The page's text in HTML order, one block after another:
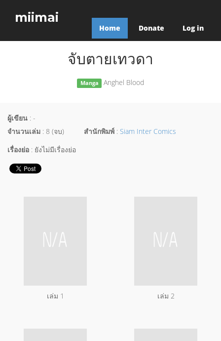
miimai
Home Donate Log in
จับตายเทวดา
Manga Anghel Blood
ผู้เขียน : -
จำนวนเล่ม : 8 (จบ) สำนักพิมพ์ : Siam Inter Comics
เรื่องย่อ : ยังไม่มีเรื่องย่อ
เล่ม 1 เล่ม 2